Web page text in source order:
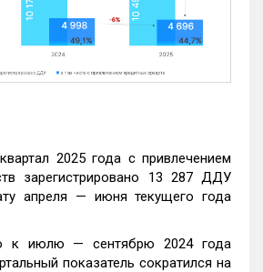
2025 года с привлечением
зарегистрировано 13 287 ДДУ
апреля — июня текущего года
к июлю — сентябрю 2024 года
показатель сократился на